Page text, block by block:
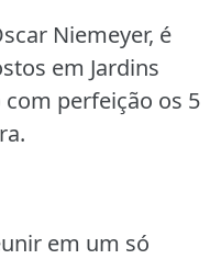
Niemeyer, é
em Jardins
com perfeição os 5
em um só